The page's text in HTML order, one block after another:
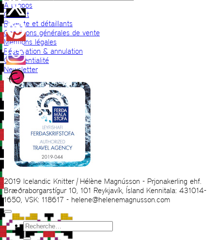
A propos
Contact
Revente et détaillants
Conditions générales de vente
Mentions légales
Réservation & annulation
Confidentialité
Newsletter
2019 Icelandic Knitter | Hélène Magnússon - Prjonakerling ehf.
Bræðraborgarstígur 10, 101 Reykjavík, Ísland Kennitala: 431014-
1650, VSK: 118617 - helene@helenemagnusson.com
Recherche
pour :